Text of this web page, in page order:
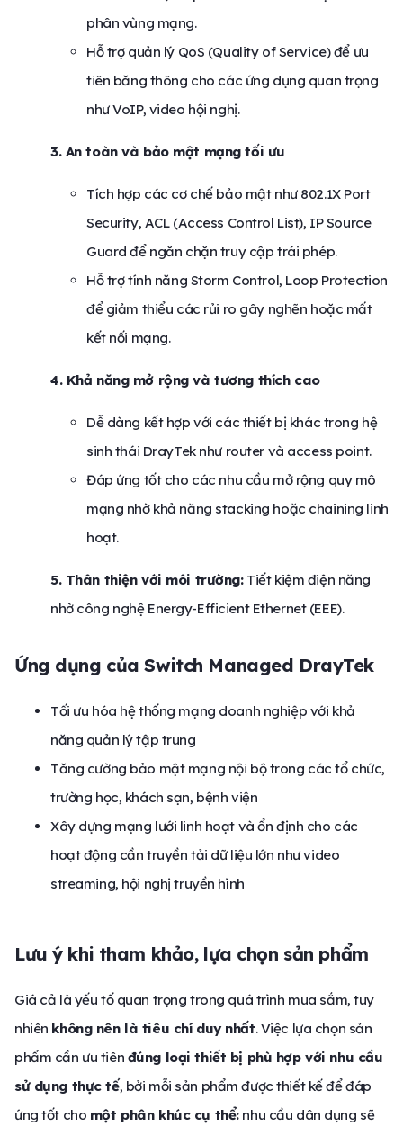
phân vùng mạng.
Hỗ trợ quản lý QoS (Quality of Service) để ưu
tiên băng thông cho các ứng dụng quan trọng
như VoIP, video hội nghị.
3. An toàn và bảo mật mạng tối ưu
Tích hợp các cơ chế bảo mật như 802.1X Port
Security, ACL (Access Control List), IP Source
Guard để ngăn chặn truy cập trái phép.
Hỗ trợ tính năng Storm Control, Loop Protection
để giảm thiểu các rủi ro gây nghẽn hoặc mất
kết nối mạng.
4. Khả năng mở rộng và tương thích cao
Dễ dàng kết hợp với các thiết bị khác trong hệ
sinh thái DrayTek như router và access point.
Đáp ứng tốt cho các nhu cầu mở rộng quy mô
mạng nhờ khả năng stacking hoặc chaining linh
hoạt.
5. Thân thiện với môi trường:Tiết kiệm điện năng
nhờ công nghệ Energy-Efficient Ethernet (EEE).
Ứng dụng của Switch Managed DrayTek
Tối ưu hóa hệ thống mạng doanh nghiệp với khả
năng quản lý tập trung
Tăng cường bảo mật mạng nội bộ trong các tổ chức,
trường học, khách sạn, bệnh viện
Xây dựng mạng lưới linh hoạt và ổn định cho các
hoạt động cần truyền tải dữ liệu lớn như video
streaming, hội nghị truyền hình
Lưu ý khi tham khảo, lựa chọn sản phẩm
Giá cả là yếu tố quan trọng trong quá trình mua sắm, tuy
nhiên không nên là tiêu chí duy nhất. Việc lựa chọn sản
phẩm cần ưu tiên đúng loại thiết bị phù hợp với nhu cầu
sử dụng thực tế, bởi mỗi sản phẩm được thiết kế để đáp
ứng tốt cho một phân khúc cụ thể:nhu cầu dân dụng sẽ